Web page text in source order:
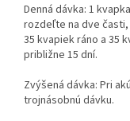
Denná dávka: 1
rozdeľte na dve časti,
35 kvapiek ráno a 35
približne 15 dní.
Zvýšená dávka: Pri
trojnásobnú dávku.